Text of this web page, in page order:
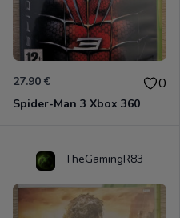
27.90 € 0
Spider-Man 3 Xbox 360
TheGamingR83